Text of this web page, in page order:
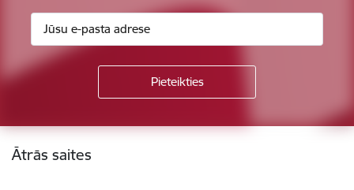
Kājene
Ātrās saites